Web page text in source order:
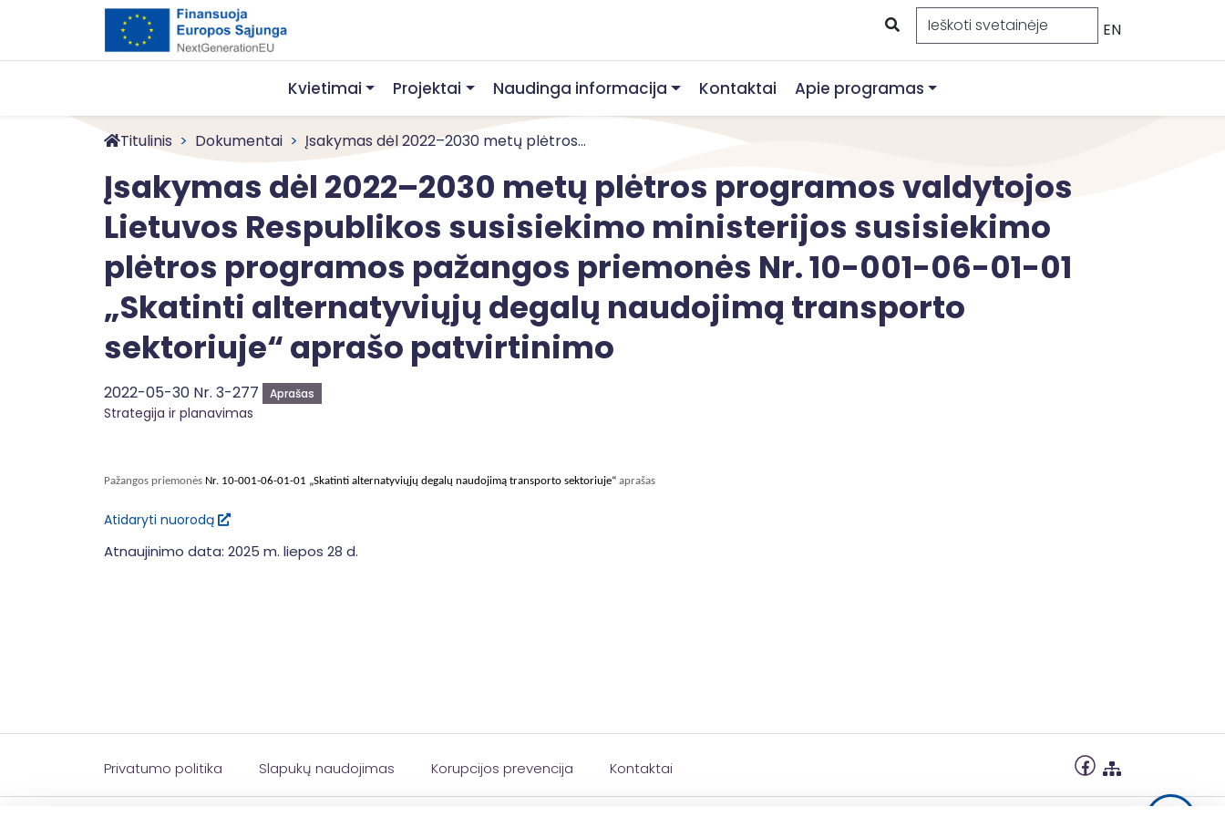
EN
Kvietimai Projektai Naudinga informacija Kontaktai Apie programas
Titulinis Dokumentai Įsakymas dėl 2022–2030 metų plėtros...
Įsakymas dėl 2022–2030 metų plėtros programos valdytojos
Lietuvos Respublikos susisiekimo ministerijos susisiekimo
plėtros programos pažangos priemonės Nr. 10-001-06-01-01
„Skatinti alternatyviųjų degalų naudojimą transporto
sektoriuje“ aprašo patvirtinimo
2022-05-30 Nr. 3-277 Aprašas
Strategija ir planavimas
Pažangos priemonės Nr. 10-001-06-01-01 „Skatinti alternatyviųjų degalų naudojimą transporto sektoriuje“ aprašas
Atidaryti nuorodą
Atnaujinimo data: 2025 m. liepos 28 d.
Privatumo politika Slapukų naudojimas Korupcijos prevencija Kontaktai